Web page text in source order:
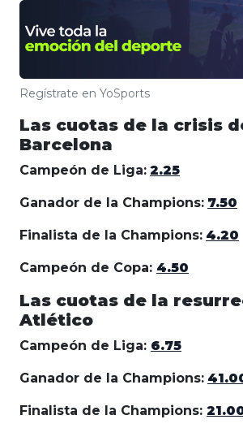
Regístrate en YoSports
Las cuotas de la crisis
Barcelona
Campeón de Liga: 2.25
Ganador de la Champions: 7.50
Finalista de la Champions: 4.20
Campeón de Copa: 4.50
Las cuotas de la
Atlético
Campeón de Liga: 6.75
Ganador de la Champions:
Finalista de la Champions: